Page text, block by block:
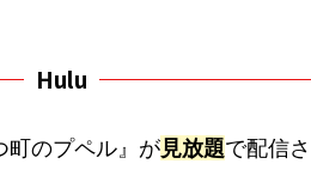
Hulu
町のプペル』が見放題で配信さ